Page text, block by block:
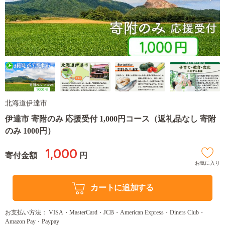
北海道伊達市
伊達市 寄附のみ 応援受付 1,000円コース（返礼品なし 寄附
のみ 1000円）
寄付金額 1,000 円
お気に入り
カートに追加する
お支払い方法： VISA・MasterCard・JCB・American Express・Diners Club・
Amazon Pay・Paypay